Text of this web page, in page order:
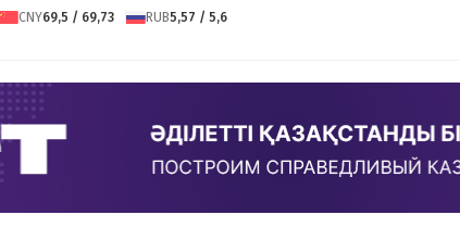
CNY69,5 / 69,73 RUB5,57 / 5,6